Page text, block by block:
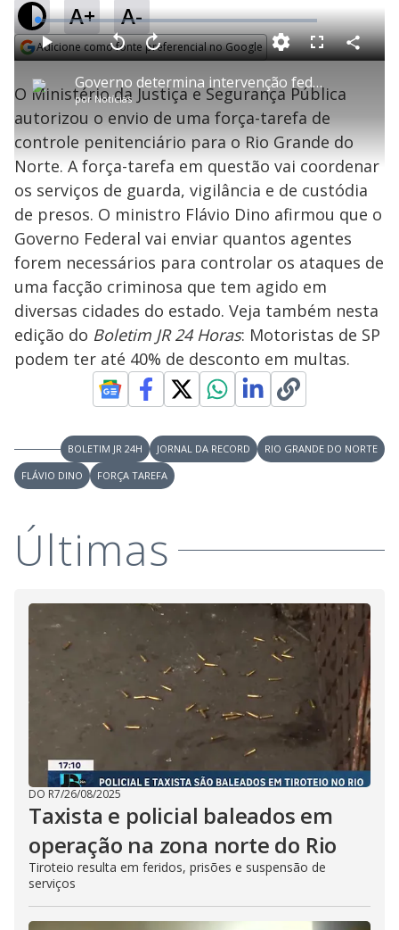
A+ A-
Adicione como fonte preferencial no Google
P
l
a
y
V
i
d
e
Governo determina intervenção federal em presídios do Rio Grande do Norte
por Notícias
P V
t
a
r
0
e
g
n
d
s
A
n
ç
a
s
e
u
n
o
s
M
u
d
o
L
o
a
d
e
:
0
.
8
4
%
F
l
s
c
r
e
n
C
o
O Ministério da Justiça e Segurança Pública
autorizou o envio de uma força-tarefa de
controle penitenciário para o Rio Grande do
Norte. A força-tarefa em questão vai coordenar
os serviços de guarda, vigilância e de custódia
de presos. O ministro Flávio Dino afirmou que o
Governo Federal vai enviar quantos agentes
forem necessários para controlar os ataques de
uma facção criminosa que tem agido em
diversas cidades do estado. Veja também nesta
edição do Boletim JR 24 Horas: Motoristas de SP
podem ter até 40% de desconto em multas.
BOLETIM JR 24H JORNAL DA RECORD
RIO GRANDE DO NORTE
FLÁVIO DINO
FORÇA TAREFA
Últimas
DO R7/26/08/2025
Taxista e policial baleados em
operação na zona norte do Rio
Tiroteio resulta em feridos, prisões e suspensão de
serviços